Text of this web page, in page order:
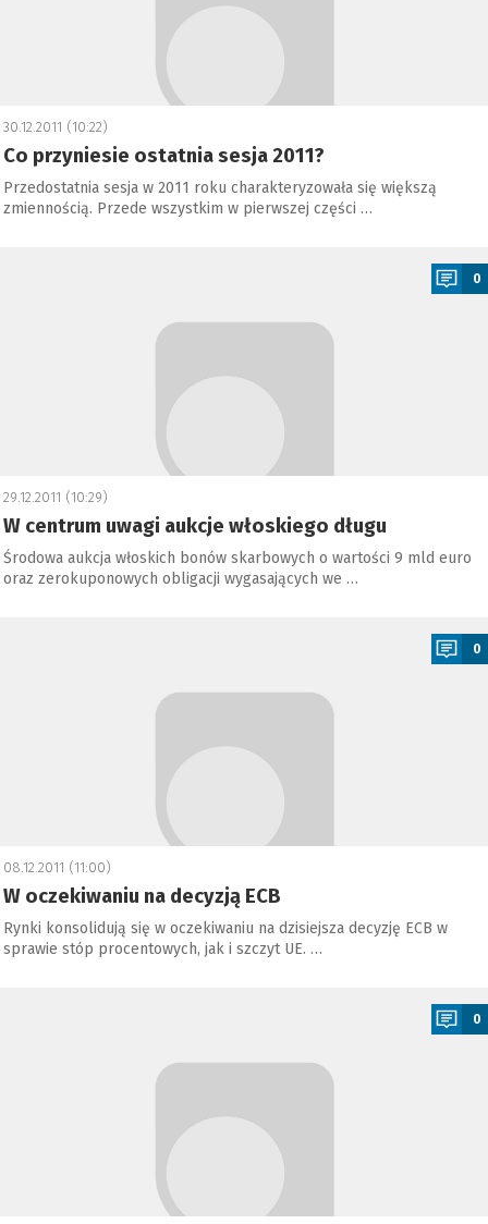
30.12.2011 (10:22)
Co przyniesie ostatnia sesja 2011?
Przedostatnia sesja w 2011 roku charakteryzowała się większą
zmiennością. Przede wszystkim w pierwszej części …
0
29.12.2011 (10:29)
W centrum uwagi aukcje włoskiego długu
Środowa aukcja włoskich bonów skarbowych o wartości 9 mld euro
oraz zerokuponowych obligacji wygasających we …
0
08.12.2011 (11:00)
W oczekiwaniu na decyzją ECB
Rynki konsolidują się w oczekiwaniu na dzisiejsza decyzję ECB w
sprawie stóp procentowych, jak i szczyt UE. …
0